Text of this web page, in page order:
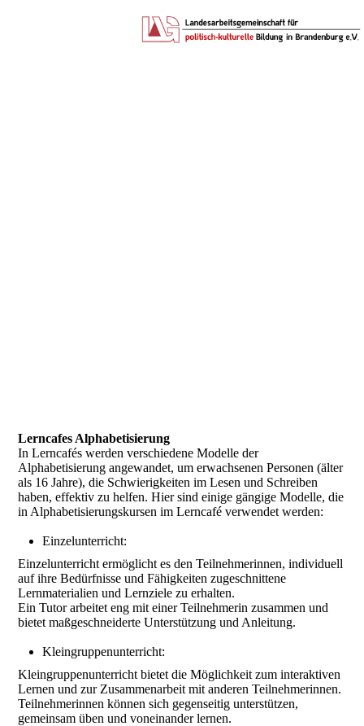
Lerncafes Alphabetisierung
In Lerncafés werden verschiedene Modelle der
Alphabetisierung angewandet, um erwachsenen Personen (älter
als 16 Jahre), die Schwierigkeiten im Lesen und Schreiben
haben, effektiv zu helfen. Hier sind einige gängige Modelle, die
in Alphabetisierungskursen im Lerncafé verwendet werden:
Einzelunterricht:
Einzelunterricht ermöglicht es den Teilnehmerinnen, individuell
auf ihre Bedürfnisse und Fähigkeiten zugeschnittene
Lernmaterialien und Lernziele zu erhalten.
Ein Tutor arbeitet eng mit einer Teilnehmerin zusammen und
bietet maßgeschneiderte Unterstützung und Anleitung.
Kleingruppenunterricht:
Kleingruppenunterricht bietet die Möglichkeit zum interaktiven
Lernen und zur Zusammenarbeit mit anderen Teilnehmerinnen.
Teilnehmerinnen können sich gegenseitig unterstützen,
gemeinsam üben und voneinander lernen.